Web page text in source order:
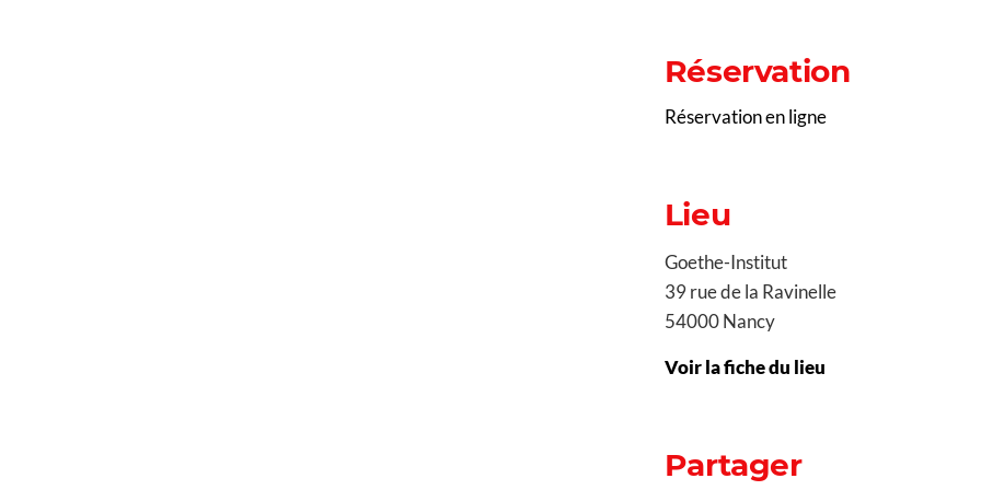
Réservation
Réservation en ligne
Lieu
Goethe-Institut
39 rue de la Ravinelle
54000 Nancy
Voir la fiche du lieu
Partager